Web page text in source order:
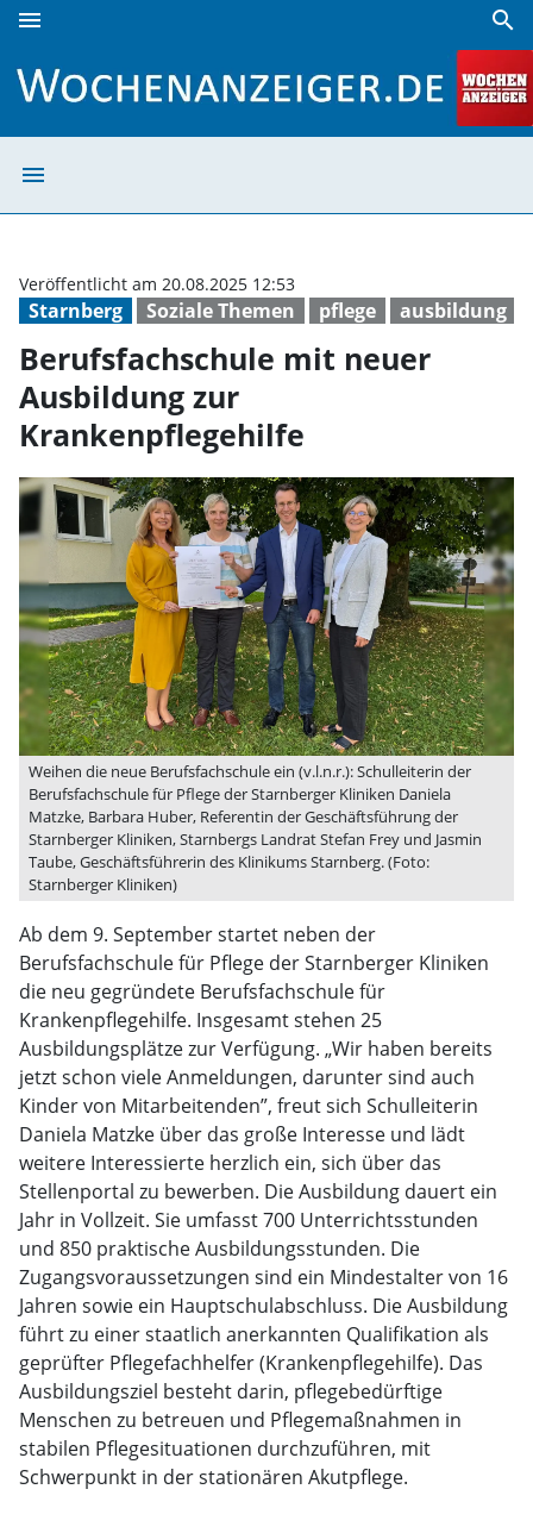
menu search
menu
Starnberg Soziale Themen pflege ausbildung
Veröffentlicht am 20.08.2025 12:53
Berufsfachschule mit neuer
Ausbildung zur
Krankenpflegehilfe
Weihen die neue Berufsfachschule ein (v.l.n.r.): Schulleiterin der
Berufsfachschule für Pflege der Starnberger Kliniken Daniela
Matzke, Barbara Huber, Referentin der Geschäftsführung der
Starnberger Kliniken, Starnbergs Landrat Stefan Frey und Jasmin
Taube, Geschäftsführerin des Klinikums Starnberg. (Foto:
Starnberger Kliniken)
Ab dem 9. September startet neben der
Berufsfachschule für Pflege der Starnberger Kliniken
die neu gegründete Berufsfachschule für
Krankenpflegehilfe. Insgesamt stehen 25
Ausbildungsplätze zur Verfügung. „Wir haben bereits
jetzt schon viele Anmeldungen, darunter sind auch
Kinder von Mitarbeitenden”, freut sich Schulleiterin
Daniela Matzke über das große Interesse und lädt
weitere Interessierte herzlich ein, sich über das
Stellenportal zu bewerben. Die Ausbildung dauert ein
Jahr in Vollzeit. Sie umfasst 700 Unterrichtsstunden
und 850 praktische Ausbildungsstunden. Die
Zugangsvoraussetzungen sind ein Mindestalter von 16
Jahren sowie ein Hauptschulabschluss. Die Ausbildung
führt zu einer staatlich anerkannten Qualifikation als
geprüfter Pflegefachhelfer (Krankenpflegehilfe). Das
Ausbildungsziel besteht darin, pflegebedürftige
Menschen zu betreuen und Pflegemaßnahmen in
stabilen Pflegesituationen durchzuführen, mit
Schwerpunkt in der stationären Akutpflege.